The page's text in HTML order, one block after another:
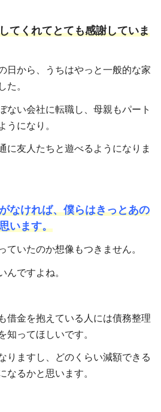
てくれてとても感謝していま
日から、うちはやっと一般的な家
た。
ない会社に転職し、母親もパート
うになり。
に友人たちと遊べるようになりま
なければ、僕らはきっとあの
います。
いたのか想像もつきません。
んですよね。
借金を抱えている人には債務整理
知ってほしいです。
りますし、どのくらい減額できる
なるかと思います。